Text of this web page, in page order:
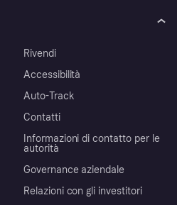
Rivendi
Accessibilità
Auto-Track
Contatti
Informazioni di contatto per le
autorità
Governance aziendale
Relazioni con gli investitori